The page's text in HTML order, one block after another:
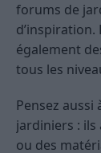
forums de
également
tous les
Pensez aussi
jardiniers :
ou des